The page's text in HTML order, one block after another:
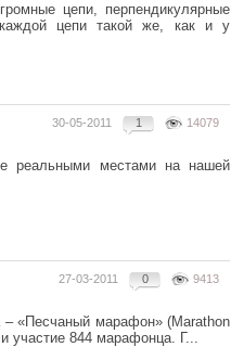
цепи, перпендикулярные
каждой цепи такой же, как и у
14079
1
30-05-2011
реальными местами на нашей
9413
0
27-03-2011
«Песчаный марафон» (Marathon
участие 844 марафонца. Г...